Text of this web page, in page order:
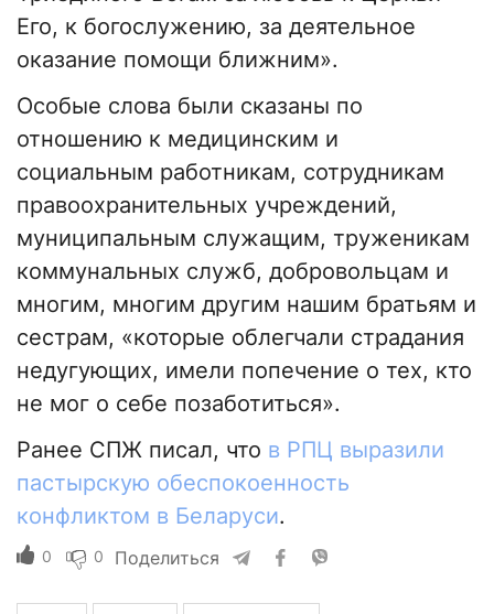
Его, к богослужению, за деятельное
оказание помощи ближним».
Особые слова были сказаны по
отношению к медицинским и
социальным работникам, сотрудникам
правоохранительных учреждений,
муниципальным служащим, труженикам
коммунальных служб, добровольцам и
многим, многим другим нашим братьям и
сестрам, «которые облегчали страдания
недугующих, имели попечение о тех, кто
не мог о себе позаботиться».
Ранее СПЖ писал, что в РПЦ выразили
пастырскую обеспокоенность
конфликтом в Беларуси.
0 0 Поделиться